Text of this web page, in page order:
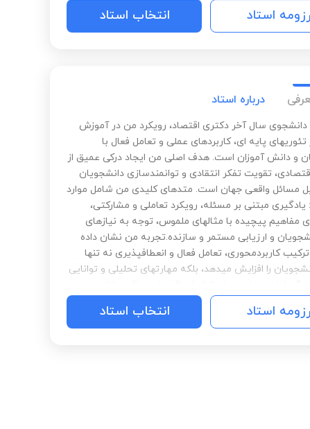
رزومه استاد انتخاب استاد
درباره استاد
دانشجوی سال آخر دکتری اقتصاد، رویکرد من در آموزش
تئوریهای پایه ای، کاربردهای عملی و تعامل فعال با
و دانش آموزان است. هدف اصلی من ایجاد درکی عمیق از
تقویت تفکر انتقادی و توانمندسازی دانشجویان
مسائل واقعی جهان است. متدهای کلیدی من شامل موارد
مبتنی بر مسئله، رویکرد تعاملی و مشارکتی،
مفاهیم پیچیده با مثالهای ملموس، توجه به نیازهای
و ارزیابی مستمر و سازنده.تجربه من نشان داده
کاربردمحوری، تعامل فعال و انعطافپذیری نه تنها
را افزایش میدهد، بلکه مهارتهای تحلیلی و توانایی
عنوان مدرسی متعهد، همواره تلاش میکنم فضایی ایجاد
نه فعلان منفعل، بلکه کنجکاو، منتقد و آماده برای
در دنیای اقتصاد باشند.
رزومه استاد انتخاب استاد